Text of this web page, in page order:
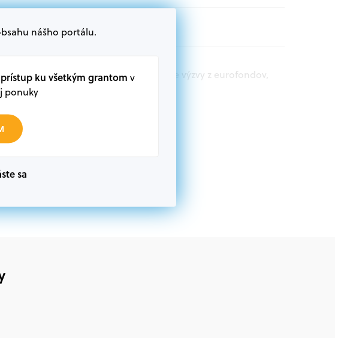
správa
Grantexpert.sk nájdete aktuálne výzvy z eurofondov,
alebo súkromný subjekt, komerčný alebo nekomerčný,
ako právnická osoba v Nórsku alebo na Slovensku,
nášho portálu.
ku všetkým grantom v
ponuky
sa